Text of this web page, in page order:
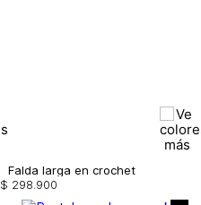
Falda larga en crochet
$ 298 900